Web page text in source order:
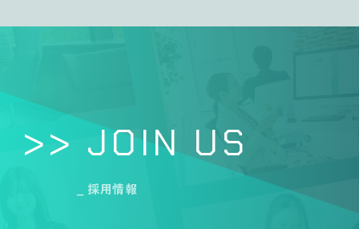
>> JOIN US
_ 採用情報